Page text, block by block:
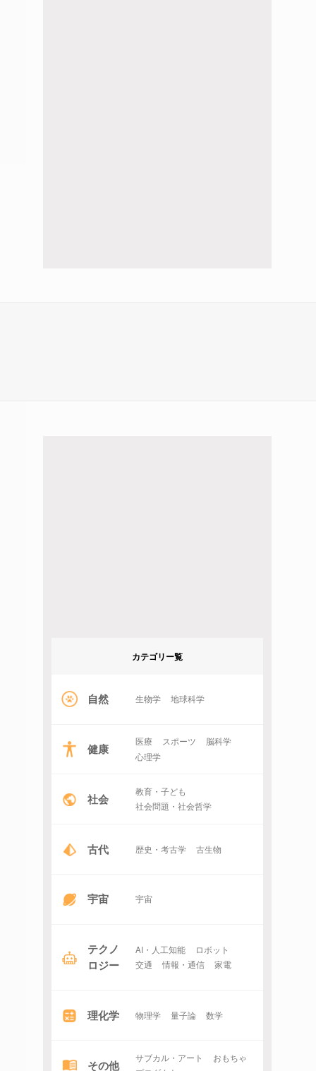
カテゴリー覧
自然 生物学 地球科学
健康 医療 スポーツ
脳科学
心理学
社会
教育・子ども
社会問題・社会哲学
古代 歴史・考古学 古生物
宇宙 宇宙
テクノ
ロジー
AI・人工知能
ロボット
交通
情報・通信 家電
理化学 物理学 量子論 数学
その他 サブカル・アート
おもちゃ